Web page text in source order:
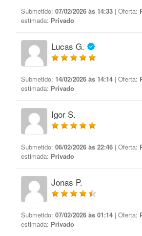
Submetido: 07/02/2026 às 14:33 | Oferta:
estimada: Privado
Lucas G.
Submetido: 14/02/2026 às 14:14 | Oferta:
estimada: Privado
Igor S.
Submetido: 06/02/2026 às 22:46 | Oferta:
estimada: Privado
Jonas P.
Submetido: 07/02/2026 às 01:14 | Oferta:
estimada: Privado